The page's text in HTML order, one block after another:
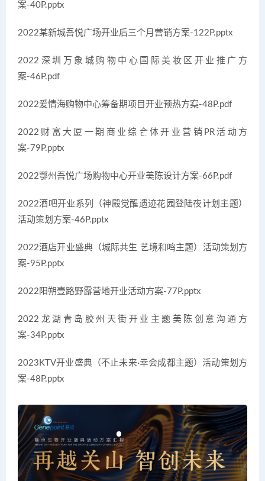
案-40P.pptx
2022某新城吾悦广场开业后三个月营销方案-122P.pptx
2022深圳万象城购物中心国际美妆区开业推广方
案-46P.pdf
2022爱情海购物中心筹备期项目开业预热方案-48P.pdf
2022财富大厦一期商业综合体开业营销PR活动方
案-79P.pptx
2022鄂州吾悦广场购物中心开业美陈设计方案-66P.pdf
2022酒吧开业系列（神殿觉醒遗迹花园登陆夜计划主题）
活动策划方案-46P.pptx
2022酒店开业盛典（城际共生 艺境和鸣主题）活动策划方
案-95P.pptx
2022阳朔壹路野露营地开业活动方案-77P.pptx
2022龙湖青岛胶州天街开业主题美陈创意沟通方
案-34P.pptx
2023KTV开业盛典（不止未来·幸会成都主题）活动策划方
案-48P.pptx